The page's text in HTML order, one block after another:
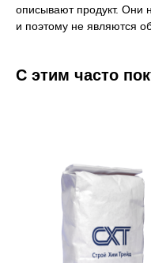
описывают продукт. Они
и поэтому не являются
С этим часто